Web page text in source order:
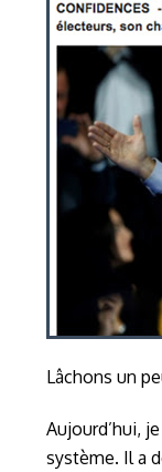
Lâchons un
Aujourd’hui,
système. Il a